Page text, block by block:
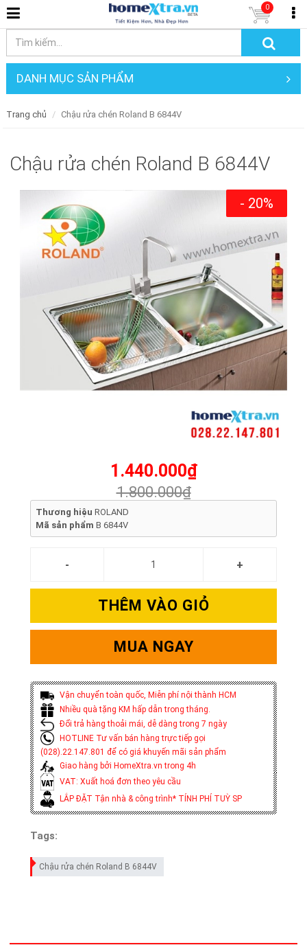
0
DANH MỤC SẢN PHẨM
Trang chủ Chậu rửa chén Roland B 6844V
Chậu rửa chén Roland B 6844V
- 20%
1.440.000₫
1.800.000₫
Thương hiệu ROLAND
Mã sản phẩm B 6844V
THÊM VÀO GIỎ
MUA NGAY
Vận chuyển toàn quốc, Miễn phí nội thành HCM
Nhiều quà tặng KM hấp dẫn trong tháng.
Đổi trả hàng thoải mái, dễ dàng trong 7 ngày
HOTLINE Tư vấn bán hàng trực tiếp gọi
(028).22.147.801 để có giá khuyến mãi sản phẩm
Giao hàng bởi HomeXtra.vn trong 4h
VAT: Xuất hoá đơn theo yêu cầu
LẮP ĐẶT Tận nhà & công trình* TÍNH PHÍ TUỲ SP
Tags:
Chậu rửa chén Roland B 6844V